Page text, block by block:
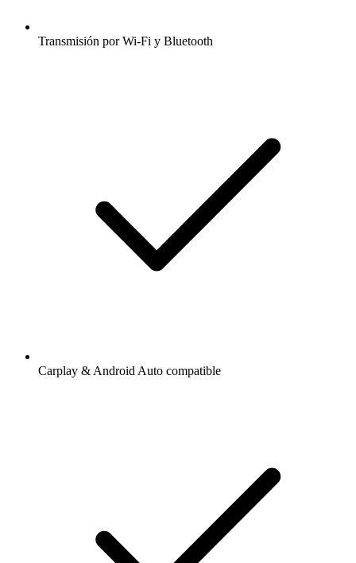
Transmisión por Wi-Fi y Bluetooth
Carplay & Android Auto compatible